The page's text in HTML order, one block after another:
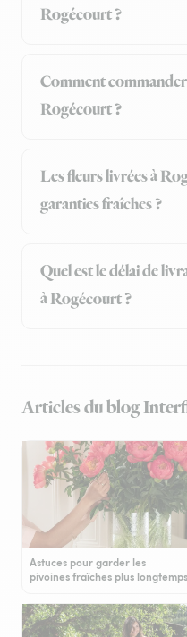
Rogécourt ?
Comment
Rogécourt ?
Les fleurs livrées à
garanties fraîches ?
Quel est le délai de
à Rogécourt ?
Articles du blog
Astuces pour garder les
pivoines fraîches plus longtemps